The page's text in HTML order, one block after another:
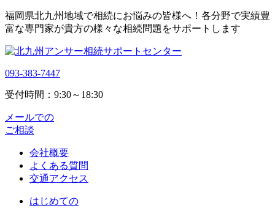
福岡県北九州地域で相続にお悩みの皆様へ！各分野で実績豊
富な専門家が貴方の様々な相続問題をサポートします
093-383-7447
受付時間：9:30～18:30
メールでの
ご相談
会社概要
よくある質問
交通アクセス
はじめての